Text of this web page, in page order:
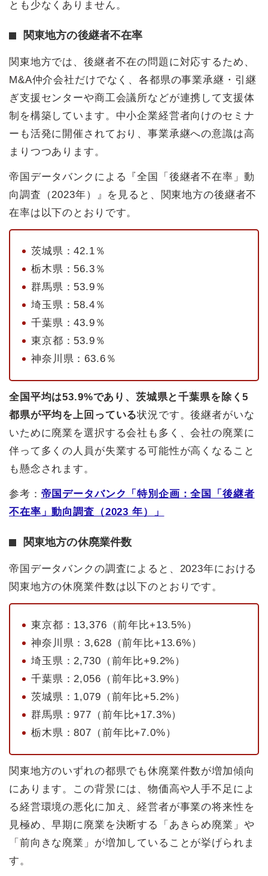
とも少なくありません。
関東地方の後継者不在率
関東地方では、後継者不在の問題に対応するため、
M&A仲介会社だけでなく、各都県の事業承継・引継
ぎ支援センターや商工会議所などが連携して支援体
制を構築しています。中小企業経営者向けのセミナ
ーも活発に開催されており、事業承継への意識は高
まりつつあります。
帝国データバンクによる『全国「後継者不在率」動
向調査（2023年）』を見ると、関東地方の後継者不
在率は以下のとおりです。
茨城県：42.1％
栃木県：56.3％
群馬県：53.9％
埼玉県：58.4％
千葉県：43.9％
東京都：53.9％
神奈川県：63.6％
全国平均は53.9%であり、茨城県と千葉県を除く5
都県が平均を上回っている状況です。後継者がいな
いために廃業を選択する会社も多く、会社の廃業に
伴って多くの人員が失業する可能性が高くなること
も懸念されます。
参考： 帝国データバンク「特別企画：全国「後継者
不在率」動向調査（2023 年）」
関東地方の休廃業件数
帝国データバンクの調査によると、2023年における
関東地方の休廃業件数は以下のとおりです。
東京都：13,376（前年比+13.5%）
神奈川県：3,628（前年比+13.6%）
埼玉県：2,730（前年比+9.2%）
千葉県：2,056（前年比+3.9%）
茨城県：1,079（前年比+5.2%）
群馬県：977（前年比+17.3%）
栃木県：807（前年比+7.0%）
関東地方のいずれの都県でも休廃業件数が増加傾向
にあります。この背景には、物価高や人手不足によ
る経営環境の悪化に加え、経営者が事業の将来性を
見極め、早期に廃業を決断する「あきらめ廃業」や
「前向きな廃業」が増加していることが挙げられま
す。